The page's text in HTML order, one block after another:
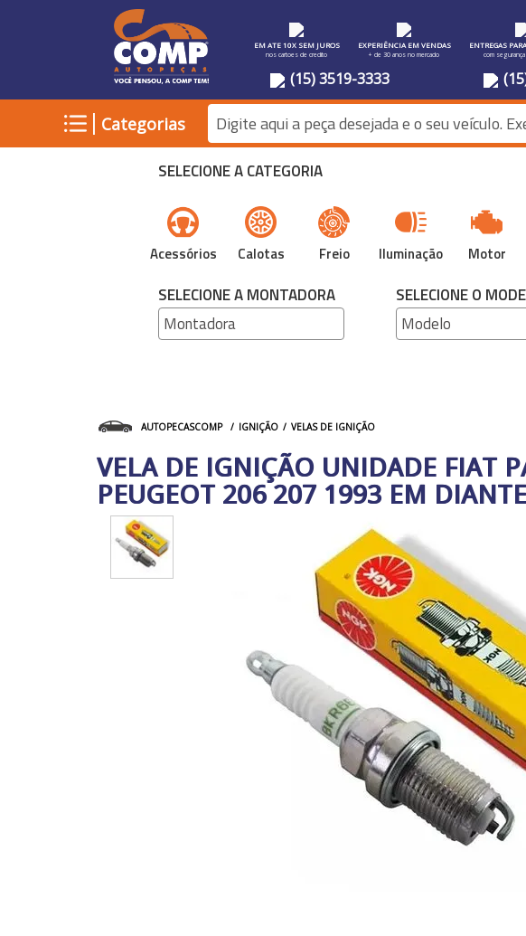
EM ATE 10X SEM JUROS
nos cartoes de credito
EXPERIÊNCIA EM VENDAS
+ de 30 anos no mercado
ENTREGAS
com
(15) 3519-3333
| Categorias
SELECIONE A CATEGORIA
Acessórios Calotas Freio Iluminação Motor
SELECIONE A MONTADORA SELECIONE O
AUTOPECASCOMP IGNIÇÃO VELAS DE IGNIÇÃO
VELA DE IGNIÇÃO UNIDADE FIAT
PEUGEOT 206 207 1993 EM